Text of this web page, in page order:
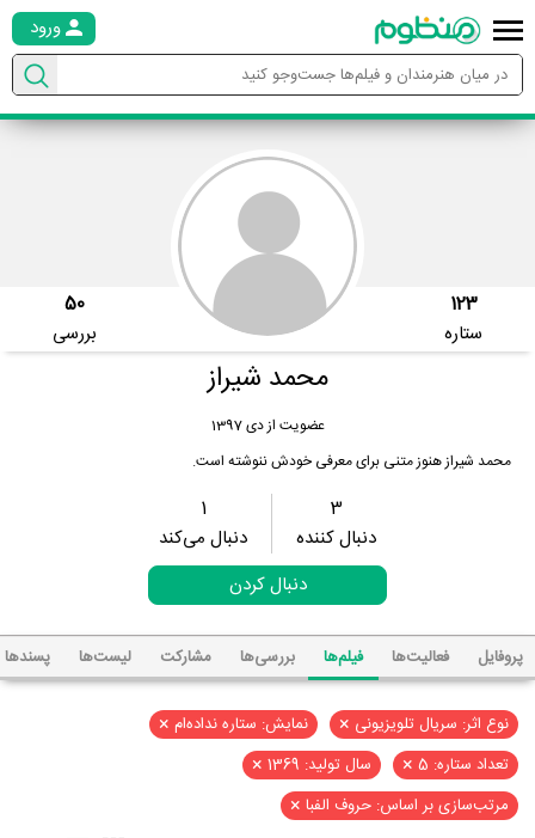
ورود
123
ستاره
50
بررسی
محمد شیراز
عضویت از دی 1397
محمد شیراز هنوز متنی برای معرفی خودش ننوشته است.
3
دنبال کننده
1
دنبال می‌کند
دنبال کردن
پروفایل فعالیت‌ها فیلم‌ها بررسی‌ها مشارکت لیست‌ها پسند‌ها
نوع اثر: سریال تلویزیونی × نمایش: ستاره نداده‌ام ×
تعداد ستاره: 5 × سال تولید: 1369 ×
مرتب‌سازی بر اساس: حروف الفبا ×